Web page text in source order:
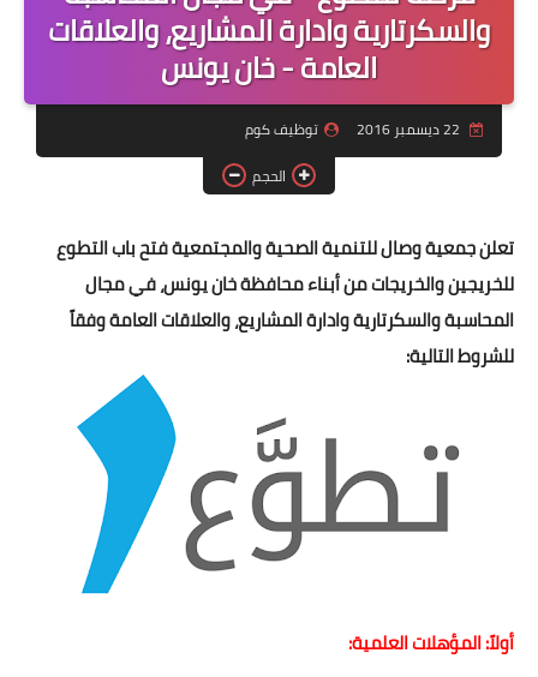
منوعات
نماذج سيرة ذاتية
والسكرتارية وادارة المشاريع، والعلاقات
العامة - خان يونس
توظيف كوم
الحجم
تعلن جمعية وصال للتنمية الصحية والمجتمعية فتح باب التطوع
للخريجين والخريجات من أبناء محافظة خان يونس، في مجال
المحاسبة والسكرتارية وادارة المشاريع، والعلاقات العامة وفقاً
للشروط التالية:
أولاً: المؤهلات العلمية: